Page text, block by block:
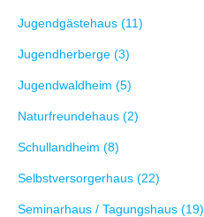
Jugendgästehaus (11)
Jugendherberge (3)
Jugendwaldheim (5)
Naturfreundehaus (2)
Schullandheim (8)
Selbstversorgerhaus (22)
Seminarhaus / Tagungshaus (19)